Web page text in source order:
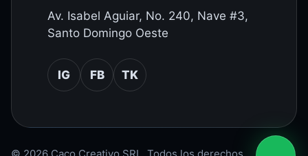
Av. Isabel Aguiar, No. 240, Nave #3,
Santo Domingo Oeste
IG FB TK